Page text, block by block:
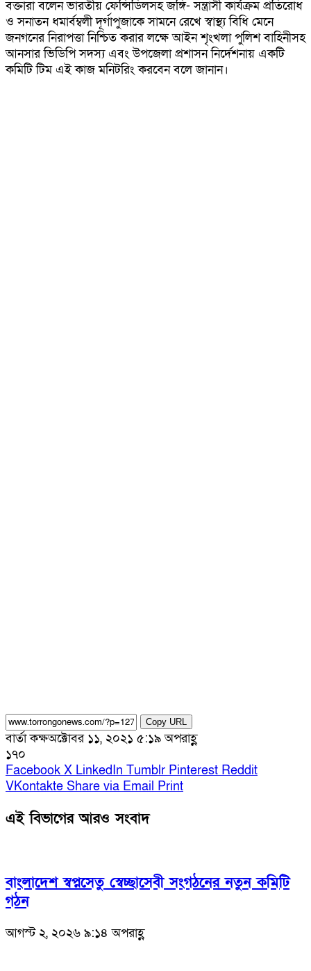
বক্তারা বলেন ভারতীয় ফেন্সিডিলসহ জঙ্গি- সন্ত্রাসী কার্যক্রম প্রতিরোধ
ও সনাতন ধমার্বম্বলী দূর্গাপুজাকে সামনে রেখে স্বাস্থ্য বিধি মেনে
জনগনের নিরাপত্তা নিশ্চিত করার লক্ষে আইন শৃংখলা পুলিশ বাহিনীসহ
আনসার ভিডিপি সদস্য এবং উপজেলা প্রশাসন নির্দেশনায় একটি
কমিটি টিম এই কাজ মনিটরিং করবেন বলে জানান।
Copy URL
বার্তা কক্ষঅক্টোবর ১১, ২০২১ ৫:১৯ অপরাহ্ণ
১৭০
Facebook X LinkedIn Tumblr Pinterest Reddit
VKontakte Share via Email Print
এই বিভাগের আরও সংবাদ
বাংলাদেশ স্বপ্নসেতু স্বেচ্ছাসেবী সংগঠনের নতুন কমিটি
গঠন
আগস্ট ২, ২০২৬ ৯:১৪ অপরাহ্ণ